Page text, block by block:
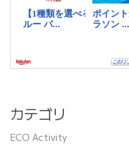
カテゴリ
ECO Activity